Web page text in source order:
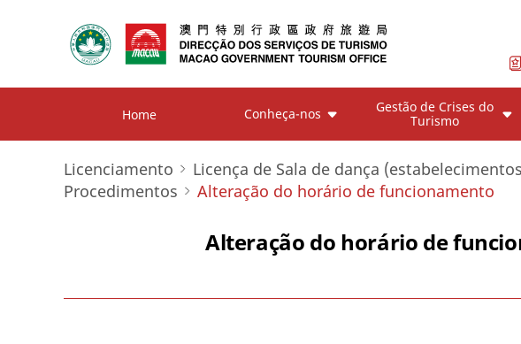
Home Conheça-nos
Gestão de Crises do
Turismo
Licenciamento
Licença de Sala de dança
Procedimentos
Alteração do horário de funcionamento
Alteração do horário de